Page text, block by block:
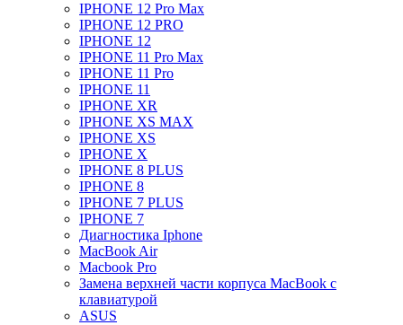
IPHONE 12 Pro Max
IPHONE 12 PRO
IPHONE 12
IPHONE 11 Pro Max
IPHONE 11 Pro
IPHONE 11
IPHONE XR
IPHONE XS MAX
IPHONE XS
IPHONE X
IPHONE 8 PLUS
IPHONE 8
IPHONE 7 PLUS
IPHONE 7
Диагностика Iphone
MacBook Air
Macbook Pro
Замена верхней части корпуса MacBook с
клавиатурой
ASUS